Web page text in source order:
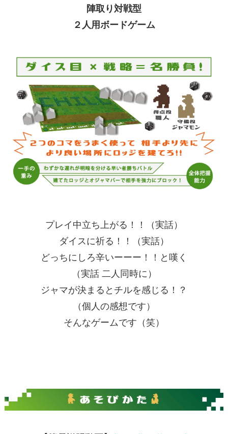
陣取り対戦型
２人用ボードゲーム
プレイ中立ち上がる！！（実話）
ダイスに祈る！！（実話）
どっちにしろ辛いーーー！！と嘆く
（実話 二人同時に）
ジャマが決まるとチルを感じる！？
（個人の感想です）
そんなゲームです（笑）